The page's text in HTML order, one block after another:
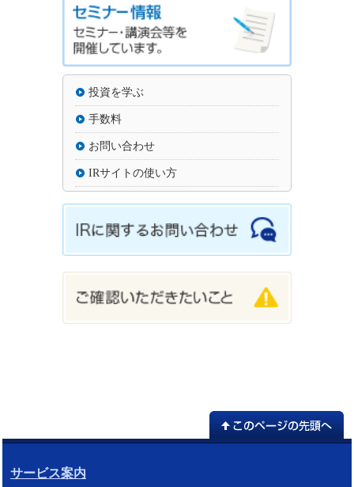
投資を学ぶ
手数料
お問い合わせ
IRサイトの使い方
サービス案内